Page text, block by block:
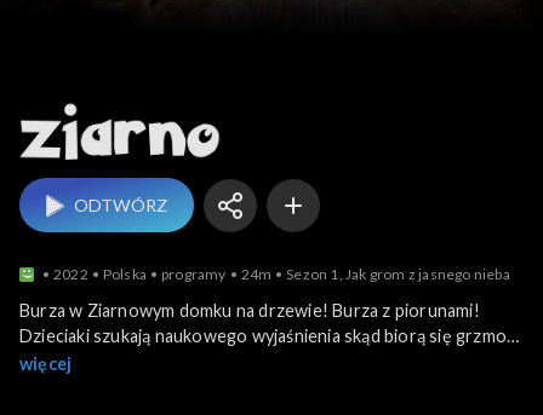
ODTWÓRZ
2022 Polska programy 24m Sezon 1, Jak grom z jasnego nieba
Burza w Ziarnowym domku na drzewie! Burza z piorunami!
Dzieciaki szukają naukowego wyjaśnienia skąd biorą się grzmoty
i pioruny. Pomoże w tym siostra Maria, która przygotowuje
więcej